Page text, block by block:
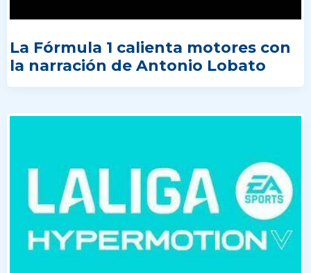
La Fórmula 1 calienta motores con
la narración de Antonio Lobato